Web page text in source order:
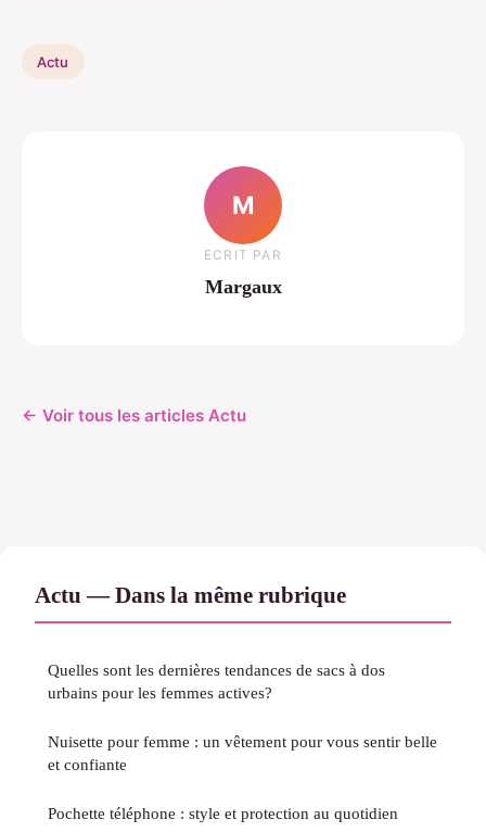
Actu
M
ECRIT PAR
Margaux
← Voir tous les articles Actu
Actu — Dans la même rubrique
Quelles sont les dernières tendances de sacs à dos
urbains pour les femmes actives?
Nuisette pour femme : un vêtement pour vous sentir belle
et confiante
Pochette téléphone : style et protection au quotidien